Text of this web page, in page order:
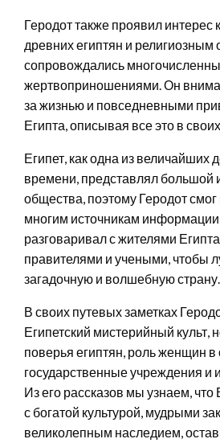
Геродот также проявил
древних египтян и
сопровождались
жертвоприношениями. Он
за жизнью и повседневными
Египта, описывая все это в
Египет, как одна из величайших
времени, представлял большой
общества, поэтому Геродот смог
многим источникам информации
разговаривал с жителями
правителями и учеными, чтобы
загадочную и волшебную страну.
В своих путевых заметках
Египетский мистерийный культ,
поверья египтян, роль женщин
государственные учреждения и
Из его рассказов мы узнаем, что
с богатой культурой, мудрыми
великолепным наследием,